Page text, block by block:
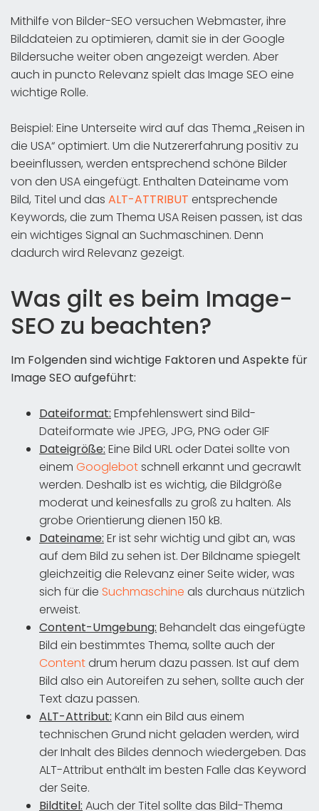
Mithilfe von Bilder-SEO versuchen Webmaster, ihre
Bilddateien zu optimieren, damit sie in der Google
Bildersuche weiter oben angezeigt werden. Aber
auch in puncto Relevanz spielt das Image SEO eine
wichtige Rolle.
Beispiel: Eine Unterseite wird auf das Thema „Reisen in
die USA“ optimiert. Um die Nutzererfahrung positiv zu
beeinflussen, werden entsprechend schöne Bilder
von den USA eingefügt. Enthalten Dateiname vom
Bild, Titel und das ALT-ATTRIBUT entsprechende
Keywords, die zum Thema USA Reisen passen, ist das
ein wichtiges Signal an Suchmaschinen. Denn
dadurch wird Relevanz gezeigt.
Was gilt es beim Image-
SEO zu beachten?
Im Folgenden sind wichtige Faktoren und Aspekte für
Image SEO aufgeführt:
Dateiformat: Empfehlenswert sind Bild-
Dateiformate wie JPEG, JPG, PNG oder GIF
Dateigröße: Eine Bild URL oder Datei sollte von
einem Googlebotschnell erkannt und gecrawlt
werden. Deshalb ist es wichtig, die Bildgröße
moderat und keinesfalls zu groß zu halten. Als
grobe Orientierung dienen 150 kB.
Dateiname: Er ist sehr wichtig und gibt an, was
auf dem Bild zu sehen ist. Der Bildname spiegelt
gleichzeitig die Relevanz einer Seite wider, was
sich für die Suchmaschine als durchaus nützlich
erweist.
Content-Umgebung: Behandelt das eingefügte
Bild ein bestimmtes Thema, sollte auch der
Contentdrum herum dazu passen. Ist auf dem
Bild also ein Autoreifen zu sehen, sollte auch der
Text dazu passen.
ALT-Attribut: Kann ein Bild aus einem
technischen Grund nicht geladen werden, wird
der Inhalt des Bildes dennoch wiedergeben. Das
ALT-Attribut enthält im besten Falle das Keyword
der Seite.
Bildtitel: Auch der Titel sollte das Bild-Thema